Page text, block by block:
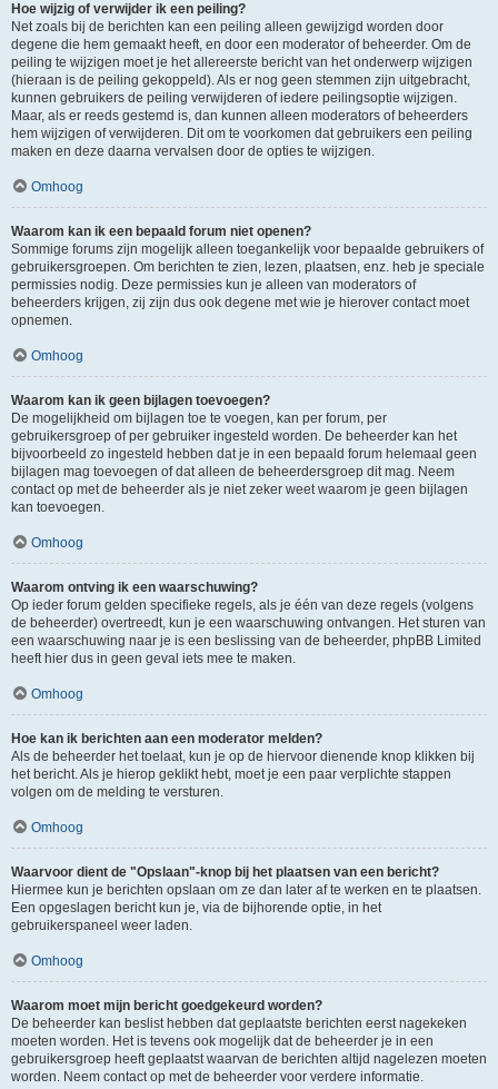
Hoe wijzig of verwijder ik een peiling?
Net zoals bij de berichten kan een peiling alleen gewijzigd worden door
degene die hem gemaakt heeft, en door een moderator of beheerder. Om de
peiling te wijzigen moet je het allereerste bericht van het onderwerp wijzigen
(hieraan is de peiling gekoppeld). Als er nog geen stemmen zijn uitgebracht,
kunnen gebruikers de peiling verwijderen of iedere peilingsoptie wijzigen.
Maar, als er reeds gestemd is, dan kunnen alleen moderators of beheerders
hem wijzigen of verwijderen. Dit om te voorkomen dat gebruikers een peiling
maken en deze daarna vervalsen door de opties te wijzigen.
Omhoog
Waarom kan ik een bepaald forum niet openen?
Sommige forums zijn mogelijk alleen toegankelijk voor bepaalde gebruikers of
gebruikersgroepen. Om berichten te zien, lezen, plaatsen, enz. heb je speciale
permissies nodig. Deze permissies kun je alleen van moderators of
beheerders krijgen, zij zijn dus ook degene met wie je hierover contact moet
opnemen.
Omhoog
Waarom kan ik geen bijlagen toevoegen?
De mogelijkheid om bijlagen toe te voegen, kan per forum, per
gebruikersgroep of per gebruiker ingesteld worden. De beheerder kan het
bijvoorbeeld zo ingesteld hebben dat je in een bepaald forum helemaal geen
bijlagen mag toevoegen of dat alleen de beheerdersgroep dit mag. Neem
contact op met de beheerder als je niet zeker weet waarom je geen bijlagen
kan toevoegen.
Omhoog
Waarom ontving ik een waarschuwing?
Op ieder forum gelden specifieke regels, als je één van deze regels (volgens
de beheerder) overtreedt, kun je een waarschuwing ontvangen. Het sturen van
een waarschuwing naar je is een beslissing van de beheerder, phpBB Limited
heeft hier dus in geen geval iets mee te maken.
Omhoog
Hoe kan ik berichten aan een moderator melden?
Als de beheerder het toelaat, kun je op de hiervoor dienende knop klikken bij
het bericht. Als je hierop geklikt hebt, moet je een paar verplichte stappen
volgen om de melding te versturen.
Omhoog
Waarvoor dient de "Opslaan"-knop bij het plaatsen van een bericht?
Hiermee kun je berichten opslaan om ze dan later af te werken en te plaatsen.
Een opgeslagen bericht kun je, via de bijhorende optie, in het
gebruikerspaneel weer laden.
Omhoog
Waarom moet mijn bericht goedgekeurd worden?
De beheerder kan beslist hebben dat geplaatste berichten eerst nagekeken
moeten worden. Het is tevens ook mogelijk dat de beheerder je in een
gebruikersgroep heeft geplaatst waarvan de berichten altijd nagelezen moeten
worden. Neem contact op met de beheerder voor verdere informatie.